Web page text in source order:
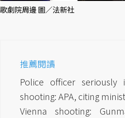
歌劇院周邊 圖／法新社
推薦閱讀
Police officer seriously
shooting: APA, citing
Vienna shooting: